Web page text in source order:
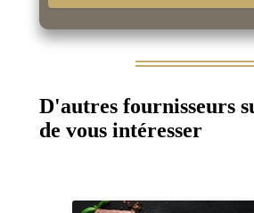
D'autres fournisseurs
de vous intéresser